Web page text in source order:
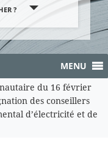
?
MENU
du 16 février
des conseillers
d’électricité et de